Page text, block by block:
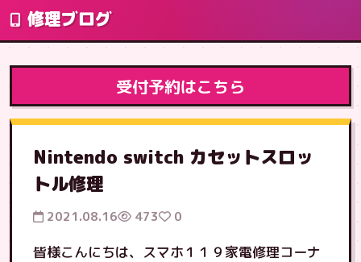
修理ブログ
受付予約はこちら
Nintendo switch カセットスロッ
トル修理
2021.08.16 473 0
皆様こんにちは、スマホ１１９家電修理コーナ